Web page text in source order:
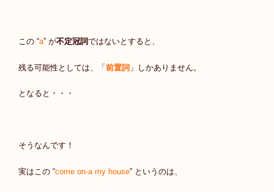
この “a” が不定冠詞ではないとすると、
残る可能性としては、「 前置詞 」しかありません。
となると・・・
そうなんです！
実はこの “come on-a my house” というのは、